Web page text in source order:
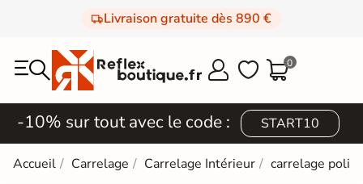
Livraison gratuite dès 890 €
  0
-10% sur tout avec le code : START10
Accueil Carrelage Carrelage Intérieur carrelage poli